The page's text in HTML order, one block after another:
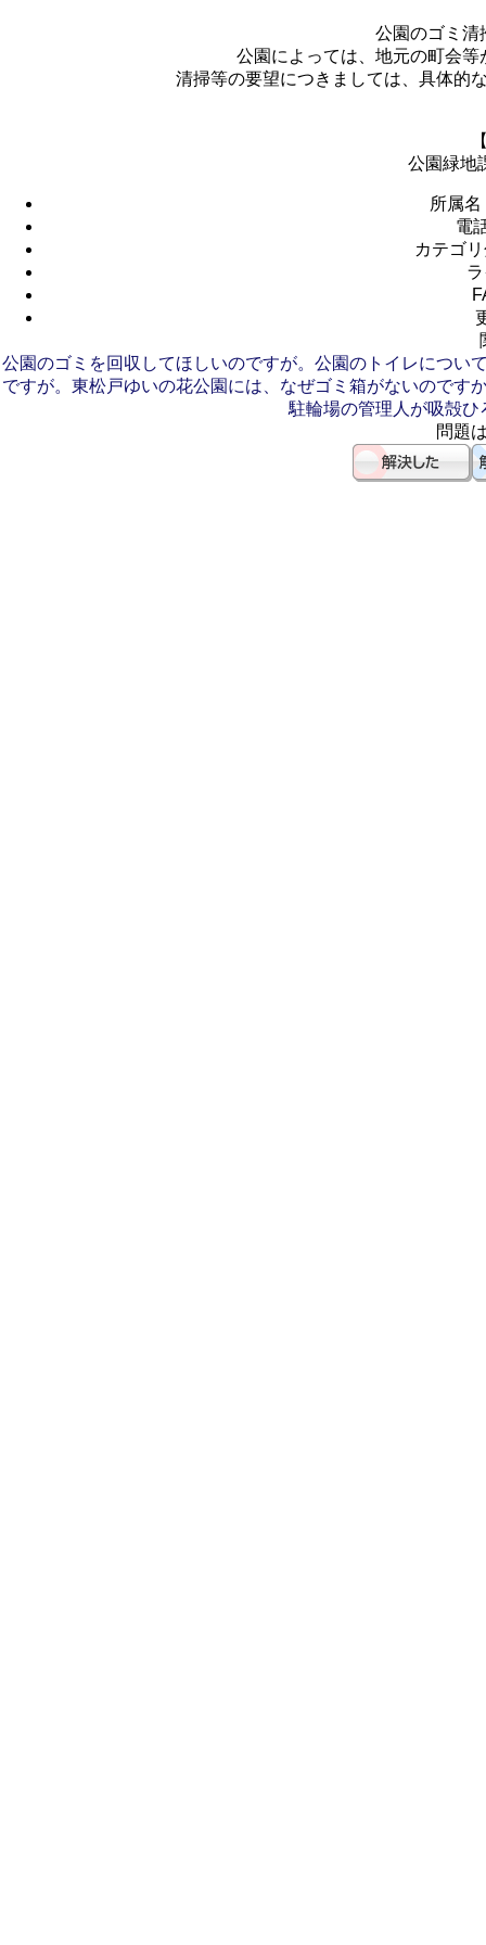
公園のゴミ清
公園によっては、地元の町会
清掃等の要望につきましては、具体的
公園緑
所属
電
カテゴ
公園のゴミを回収してほしいのですが。 公園のトイレについ
ですが。 東松戸ゆいの花公園には、なぜゴミ箱がないのです
駐輪場の管理人が吸殻
問題